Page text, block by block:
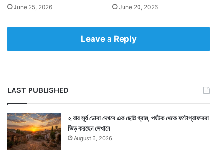
June 25, 2026 June 20, 2026
Leave a Reply
LAST PUBLISHED
২ বার সূর্য ডোবা দেখবে এক ছোট্ট গ্রাম, পর্যটক থেকে ফটোগ্রাফাররা
ভিড় করছেন সেখানে
August 6, 2026